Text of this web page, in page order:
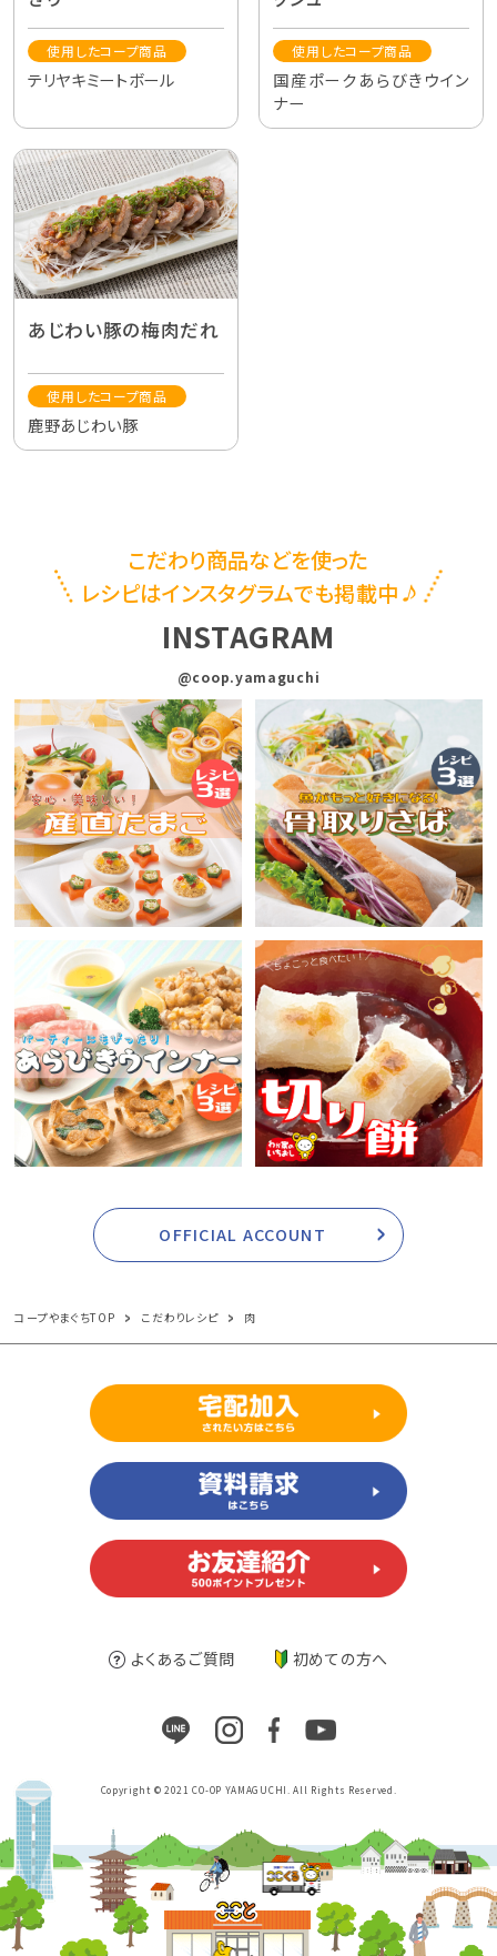
使用したコープ商品
テリヤキミートボール
使用したコープ商品
国産ポークあらびきウイン
ナー
あじわい豚の梅肉だれ
使用したコープ商品
鹿野あじわい豚
こだわり商品などを使った
レシピはインスタグラムでも掲載中
INSTAGRAM
@coop.yamaguchi
OFFICIAL ACCOUNT
コープやまぐちTOP こだわりレシピ 肉
よくあるご質問 初めての方へ
Copyright © 2021 CO-OP YAMAGUCHI. All Rights Reserved.